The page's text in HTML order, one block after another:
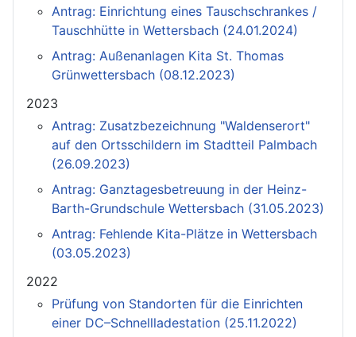
Antrag: Einrichtung eines Tauschschrankes /
Tauschhütte in Wettersbach (24.01.2024)
Antrag: Außenanlagen Kita St. Thomas
Grünwettersbach (08.12.2023)
2023
Antrag: Zusatzbezeichnung "Waldenserort"
auf den Ortsschildern im Stadtteil Palmbach
(26.09.2023)
Antrag: Ganztagesbetreuung in der Heinz-
Barth-Grundschule Wettersbach (31.05.2023)
Antrag: Fehlende Kita-Plätze in Wettersbach
(03.05.2023)
2022
Prüfung von Standorten für die Einrichten
einer DC–Schnellladestation (25.11.2022)